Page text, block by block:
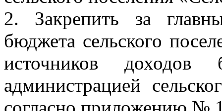
2. Закрепить за
бюджета сельского
источников доходов
администрацией